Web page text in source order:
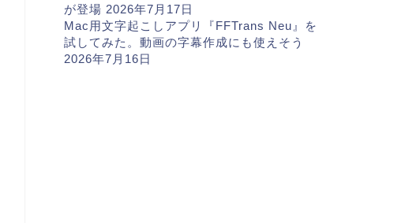
が登場 2026年7月17日
Mac用文字起こしアプリ『FFTrans Neu』を
試してみた。動画の字幕作成にも使えそう
2026年7月16日